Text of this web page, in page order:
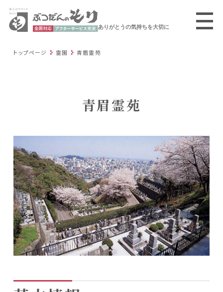
ありがとうの気持ちを大切に
トップページ 霊園 青眉霊苑
青眉霊苑